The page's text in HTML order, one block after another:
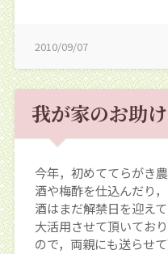
2010/09/07
我が家のお助
今年，初めててらがき
酒や梅酢を仕込んだり
酒はまだ解禁日を迎え
大活用させて頂いてお
ので，両親にも送らせ